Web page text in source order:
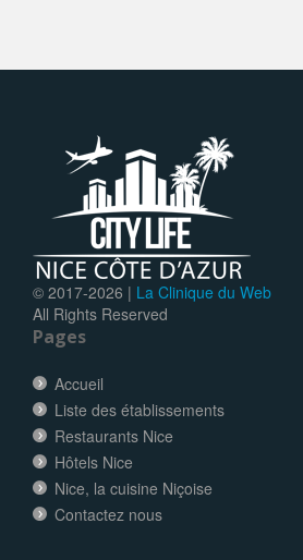
© 2017-2026 | La Clinique du Web
All Rights Reserved
Pages
Accueil
Liste des établissements
Restaurants Nice
Hôtels Nice
Nice, la cuisine Niçoise
Contactez nous